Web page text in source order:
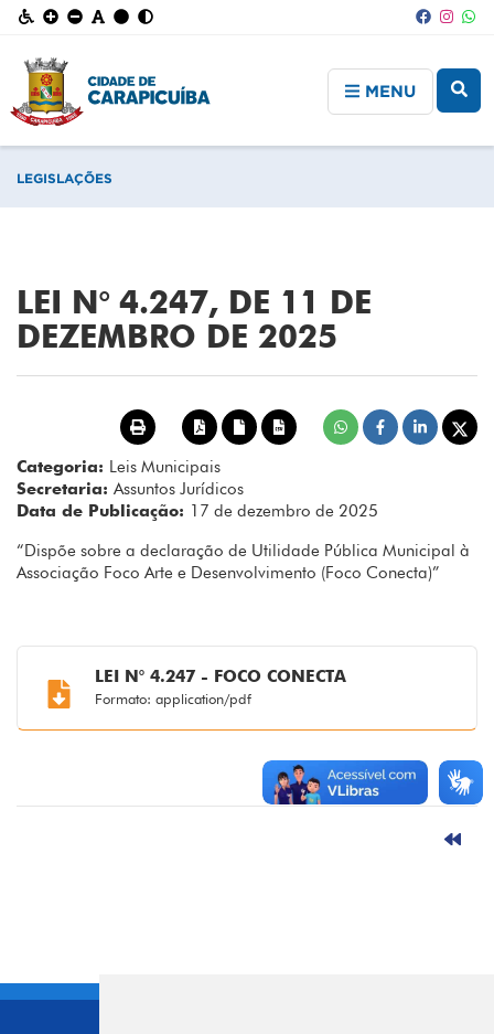
MENU
LEGISLAÇÕES
LEI N° 4.247, DE 11 DE
DEZEMBRO DE 2025
Categoria: Leis Municipais
Secretaria: Assuntos Jurídicos
Data de Publicação: 17 de dezembro de 2025
“Dispõe sobre a declaração de Utilidade Pública Municipal à
Associação Foco Arte e Desenvolvimento (Foco Conecta)”
LEI N° 4.247 - FOCO CONECTA
Formato: application/pdf